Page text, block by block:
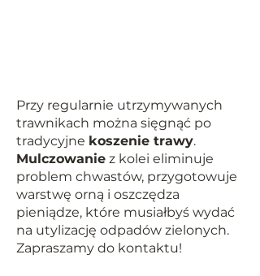
Przy regularnie utrzymywanych
trawnikach można sięgnąć po
tradycyjne koszenie trawy.
Mulczowanie z kolei eliminuje
problem chwastów, przygotowuje
warstwę orną i oszczędza
pieniądze, które musiałbyś wydać
na utylizację odpadów zielonych.
Zapraszamy do kontaktu!